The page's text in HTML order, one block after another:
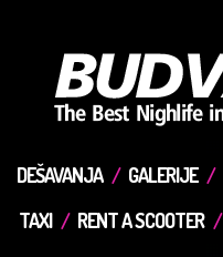
DEŠAVANJA GALERIJE
TAXI
RENT A SCOOTER